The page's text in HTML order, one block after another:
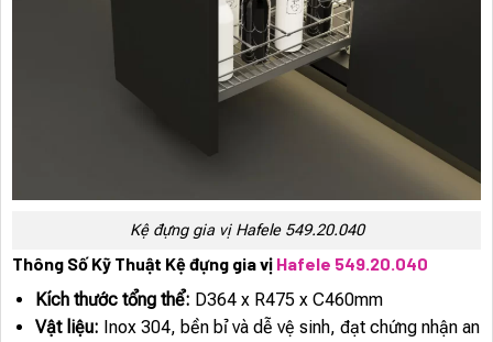
Kệ đựng gia vị Hafele 549.20.040
Thông Số Kỹ Thuật Kệ đựng gia vị Hafele 549.20.040
Kích thước tổng thể: D364 x R475 x C460mm
Vật liệu: Inox 304, bền bỉ và dễ vệ sinh, đạt chứng nhận an